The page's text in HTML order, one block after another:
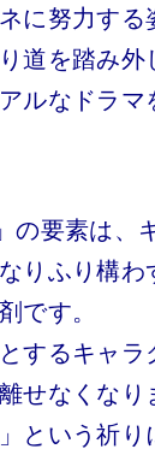
に努力する
道を踏み外
ルなドラマ
の要素は、
りふり構わ
です。
するキャラ
せなくな
という祈り